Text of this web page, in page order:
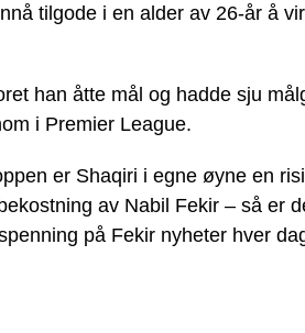
tilgode i en alder av 26-år å
han åtte mål og hadde sju
i Premier League.
er Shaqiri i egne øyne en
av Nabil Fekir – så er
på Fekir nyheter hver